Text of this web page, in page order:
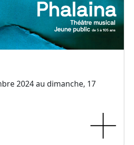
2024 au dimanche, 17